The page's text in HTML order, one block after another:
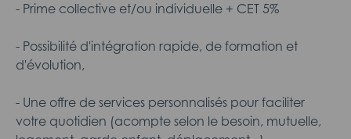
- Prime collective et/ou individuelle + CET 5%
- Possibilité d'intégration rapide, de formation et
d'évolution,
- Une offre de services personnalisés pour faciliter
votre quotidien (acompte selon le besoin, mutuelle,